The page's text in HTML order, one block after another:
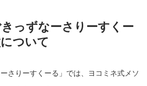
きっずなーさりーすくー
ついて
ーさりーすくーる」では、ヨコミネ式メソ